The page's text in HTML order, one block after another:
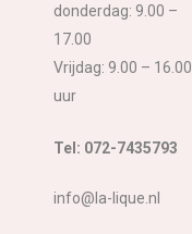
donderdag: 9.00 –
17.00
Vrijdag: 9.00 – 16.00
uur
Tel: 072-7435793
info@la-lique.nl